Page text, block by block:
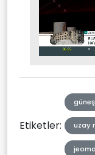
Mute
Etiketler: uzay